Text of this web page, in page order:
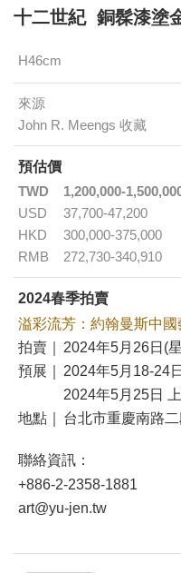
十二世紀 銅髹漆塗
H46cm
來源
John R. Meengs 收藏
預估價
TWD
1,200,000-
USD
37,700-47,200
HKD
300,000-375,000
RMB
272,730-340,910
2024春季拍賣
溢彩流芳：約翰曼斯中
拍賣｜
2024年5月26日(
預展｜
2024年5月18-24
2024年5月25日
地點｜
台北市重慶南路
聯絡資訊：
+886-2-2358-1881
art@yu-jen.tw